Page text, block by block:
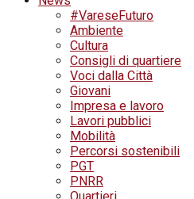
#VareseFuturo
Ambiente
Cultura
Consigli di quartiere
Voci dalla Città
Giovani
Impresa e lavoro
Lavori pubblici
Mobilità
Percorsi sostenibili
PGT
PNRR